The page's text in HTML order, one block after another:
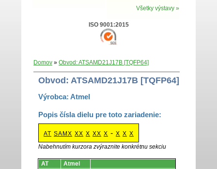
Všetky výstavy »
ISO 9001:2015
Domov » Obvod: ATSAMD21J17B [TQFP64]
Obvod: ATSAMD21J17B [TQFP64]
Výrobca: Atmel
Popis čísla dielu pre toto zariadenie:
AT SAMX XX X XX X - X X X
Nabehnutím kurzora zvýraznite konkrétnu sekciu
Obvody.
AT
Atmel